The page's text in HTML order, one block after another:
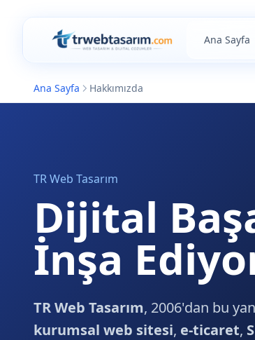
Ana Sayfa
Ana Sayfa Hakkımızda
TR Web Tasarım
Dijital
İnşa
TR Web Tasarım, 2006'dan bu
kurumsal web sitesi, e-ticaret,